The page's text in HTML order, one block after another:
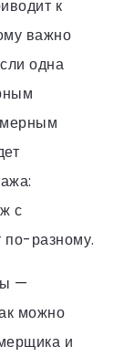
к
важно
одна
с
по-разному.
—
можно
и